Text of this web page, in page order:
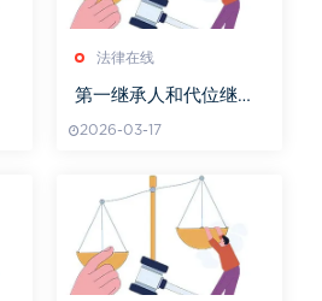
法律在线
第一继承人和代位继承
2026-03-17